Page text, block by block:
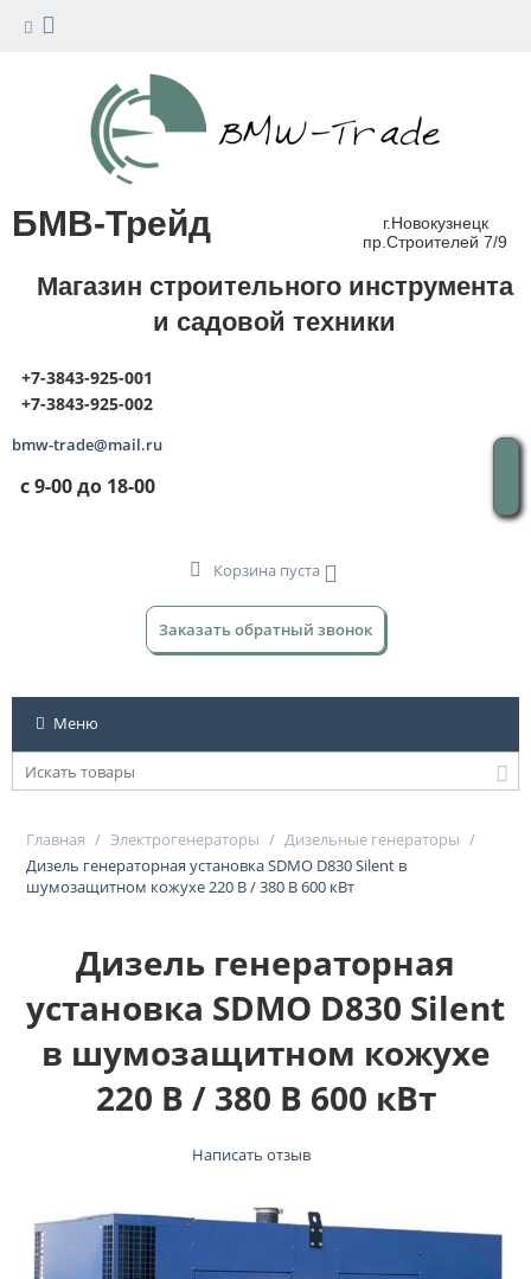
БМВ-Трейд
г.Новокузнецк
пр.Строителей 7/9
Магазин строительного инструмента
и садовой техники
+7-3843-925-001
+7-3843-925-002
bmw-trade@mail.ru
с 9-00 до 18-00
Корзина пуста
Заказать обратный звонок
Меню
Главная / Электрогенераторы / Дизельные генераторы /
Дизель генераторная установка SDMO D830 Silent в
шумозащитном кожухе 220 В / 380 В 600 кВт
Дизель генераторная
установка SDMO D830 Silent
в шумозащитном кожухе
220 В / 380 В 600 кВт
Написать отзыв